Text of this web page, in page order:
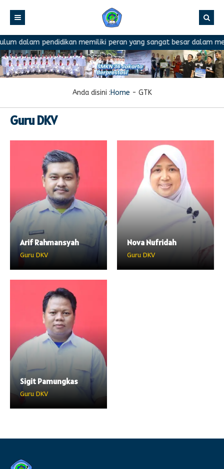
dalam pendidikan memiliki peran yang sangat besar dalam
Anda disini :Home - GTK
Guru DKV
Arif Rahmansyah
Guru DKV
Nova Nufridah
Guru DKV
Sigit Pamungkas
Guru DKV